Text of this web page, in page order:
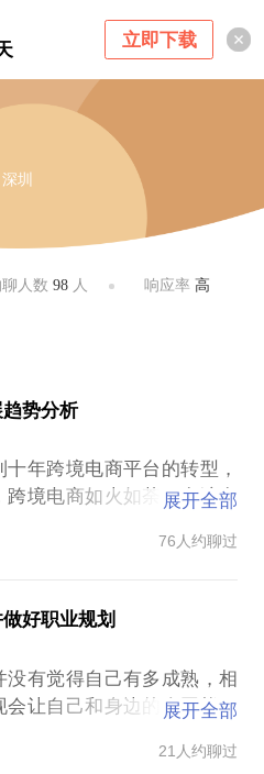
立即下载
圳
人数 98人 响应率 高
势分析
年跨境电商平台的转型，
跨境电商如火如荼，愈演愈
鼓励中国制造走出去，这里
出去的公司或同行容易遭
治和文化的差异下，如何
适合自己的平台及模式？
推广方式？
展开全部
76人约聊过
好职业规划
有觉得自己有多成熟，相
会让自己和身边的人困扰，
的过程中，发现他们同时也
展开全部
21人约聊过